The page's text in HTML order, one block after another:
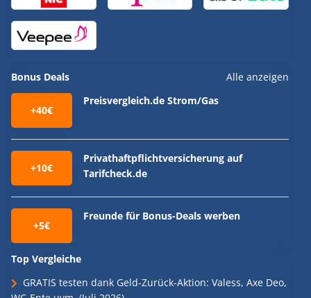
Bonus Deals Alle anzeigen
+40€
Preisvergleich.de Strom/Gas
+10€
Privathaftpflichtversicherung auf
Tarifcheck.de
+5€
Freunde für Bonus-Deals werben
Top Vergleiche
GRATIS testen dank Geld-Zurück-Aktion: Valess, Axe Deo,